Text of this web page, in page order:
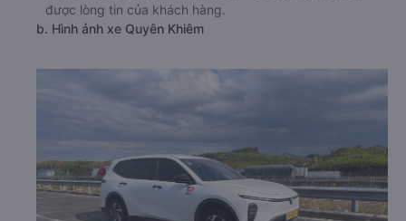
được lòng tin của khách hàng.
b. Hình ảnh xe Quyên Khiêm